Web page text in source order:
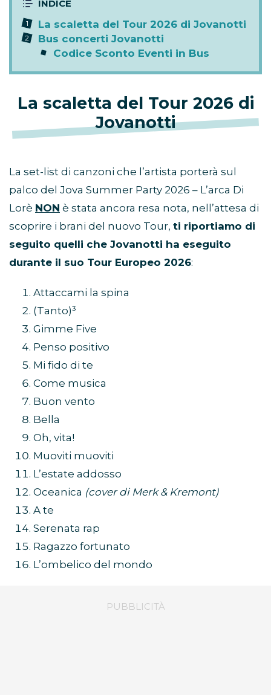
La scaletta del Tour 2026 di Jovanotti
Bus concerti Jovanotti
Codice Sconto Eventi in Bus
La scaletta del Tour 2026 di
Jovanotti
La set-list di canzoni che l’artista porterà sul
palco del Jova Summer Party 2026 – L’arca Di
Lorè NON è stata ancora resa nota, nell’attesa di
scoprire i brani del nuovo Tour, ti riportiamo di
seguito quelli che Jovanotti ha eseguito
durante il suo Tour Europeo 2026:
Attaccami la spina
(Tanto)³
Gimme Five
Penso positivo
Mi fido di te
Come musica
Buon vento
Bella
Oh, vita!
Muoviti muoviti
L’estate addosso
Oceanica (cover di Merk & Kremont)
A te
Serenata rap
Ragazzo fortunato
L’ombelico del mondo